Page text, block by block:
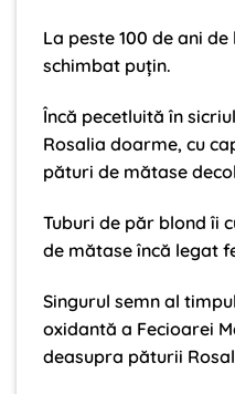
La peste 100 de ani
schimbat puțin.
Încă pecetluită în
Rosalia doarme, cu
pături de mătase
Tuburi de păr blond îi
de mătase încă legat
Singurul semn al
oxidantă a Fecioarei
deasupra păturii